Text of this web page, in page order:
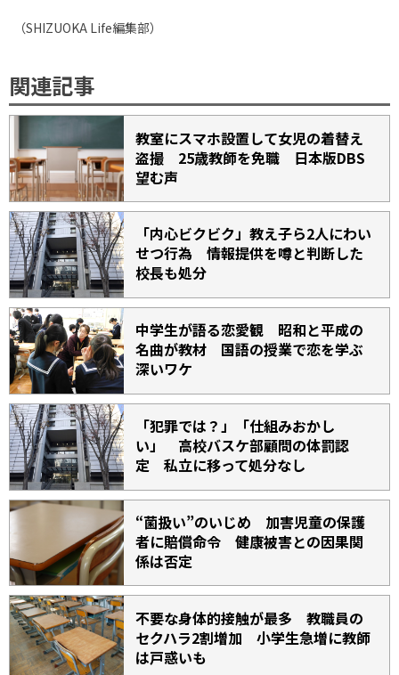
（SHIZUOKA Life編集部）
関連記事
教室にスマホ設置して女児の着替え
盗撮 25歳教師を免職 日本版DBS
望む声
「内心ビクビク」教え子ら2人にわい
せつ行為 情報提供を噂と判断した
校長も処分
中学生が語る恋愛観 昭和と平成の
名曲が教材 国語の授業で恋を学ぶ
深いワケ
「犯罪では？」「仕組みおかし
い」 高校バスケ部顧問の体罰認
定 私立に移って処分なし
“菌扱い”のいじめ 加害児童の保護
者に賠償命令 健康被害との因果関
係は否定
不要な身体的接触が最多 教職員の
セクハラ2割増加 小学生急増に教師
は戸惑いも